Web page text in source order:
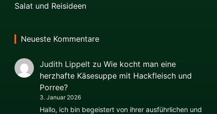
Salat und Reisideen
Neueste Kommentare
Judith Lippelt zu Wie kocht man eine
herzhafte Käsesuppe mit Hackfleisch und
Porree?
3. Januar 2026
Hallo, ich bin begeistert von ihrer ausführlichen und